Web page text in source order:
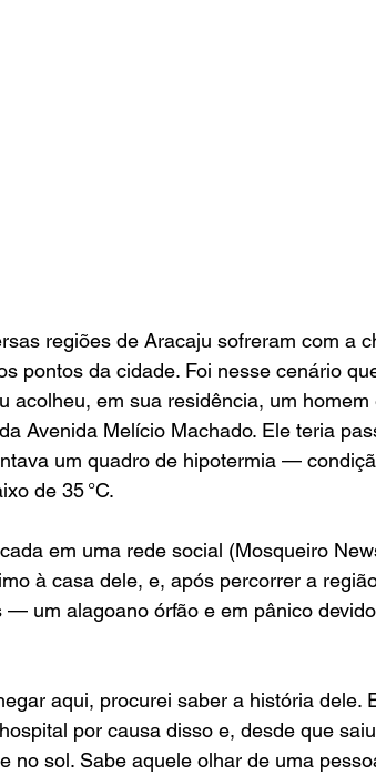
regiões de Aracaju sofreram com a
pontos da cidade. Foi nesse cenário
acolheu, em sua residência, um
Avenida Melício Machado. Ele teria
um quadro de hipotermia —
de 35 °C.
em uma rede social (Mosqueiro
à casa dele, e, após percorrer a
— um alagoano órfão e em pânico
aqui, procurei saber a história dele.
por causa disso e, desde que
no sol. Sabe aquele olhar de uma